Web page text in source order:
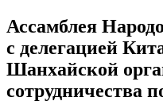
Ассамблея
с делегацией
Шанхайской
сотрудничества